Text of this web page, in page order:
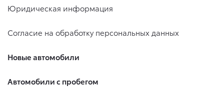
Юридическая информация
Согласие на обработку персональных данных
Новые автомобили
Автомобили с пробегом